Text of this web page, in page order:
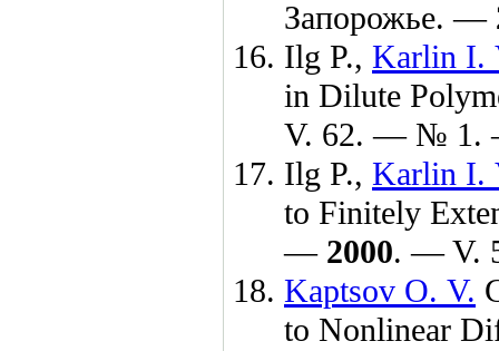
Запорожье. —
Ilg P., Karlin I.
in Dilute
V. 62. — № 1.
Ilg P., Karlin I.
to Finitely
— 2000. — V.
Kaptsov O. V.
to Nonlinear